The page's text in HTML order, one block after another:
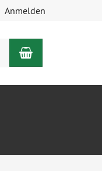
Anmelden
Warenkorb